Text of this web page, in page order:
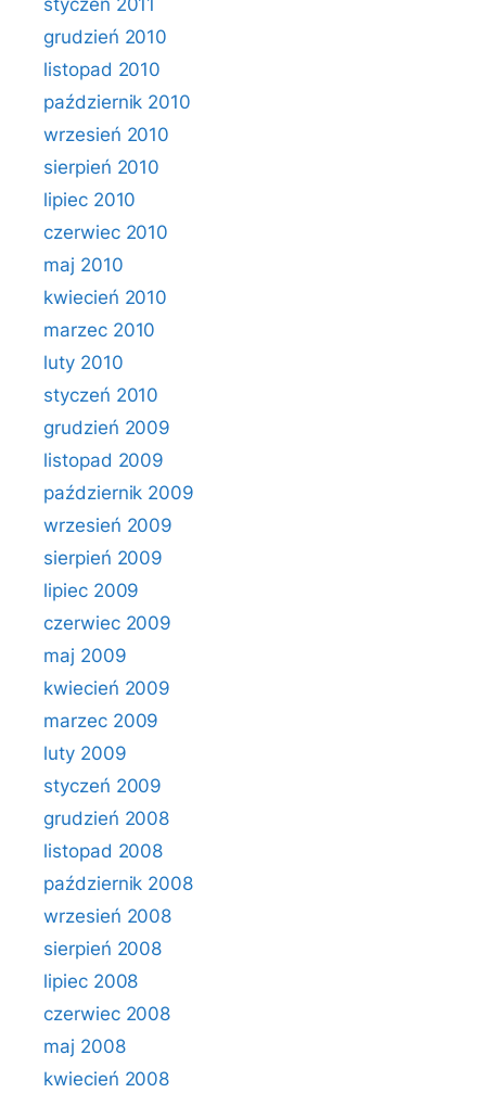
styczeń 2011
grudzień 2010
listopad 2010
październik 2010
wrzesień 2010
sierpień 2010
lipiec 2010
czerwiec 2010
maj 2010
kwiecień 2010
marzec 2010
luty 2010
styczeń 2010
grudzień 2009
listopad 2009
październik 2009
wrzesień 2009
sierpień 2009
lipiec 2009
czerwiec 2009
maj 2009
kwiecień 2009
marzec 2009
luty 2009
styczeń 2009
grudzień 2008
listopad 2008
październik 2008
wrzesień 2008
sierpień 2008
lipiec 2008
czerwiec 2008
maj 2008
kwiecień 2008